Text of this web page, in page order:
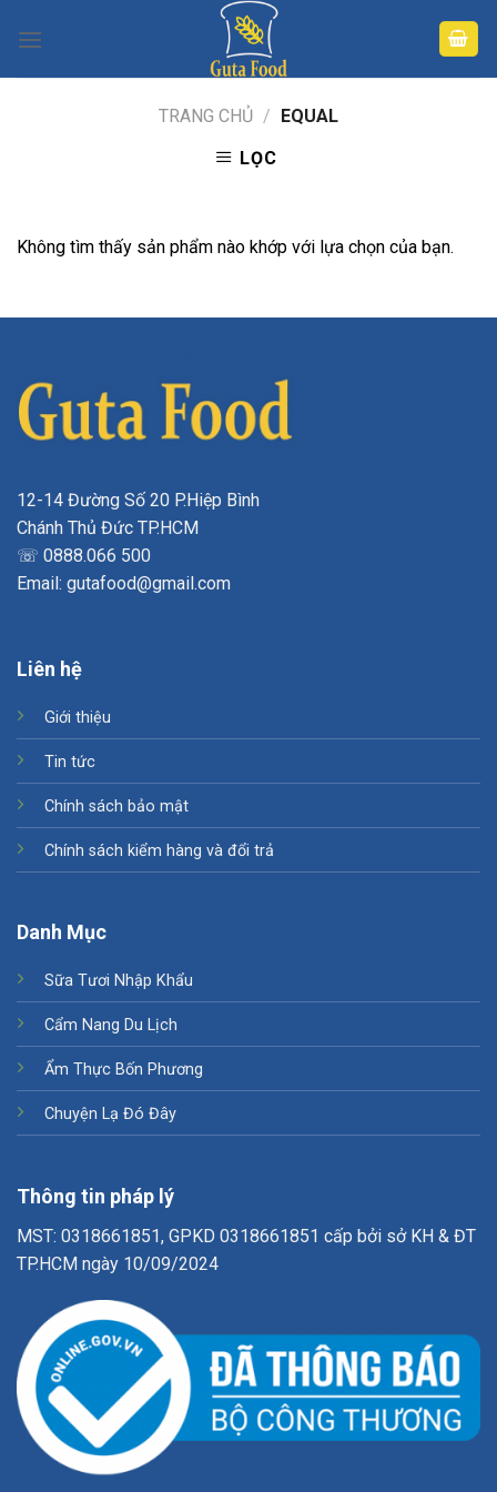
TRANG CHỦ / EQUAL
LỌC
Không tìm thấy sản phẩm nào khớp với lựa chọn của bạn.
12-14 Đường Số 20 P.Hiệp Bình
Chánh Thủ Đức TP.HCM
☏ 0888.066 500
Email: gutafood@gmail.com
Liên hệ
Giới thiệu
Tin tức
Chính sách bảo mật
Chính sách kiểm hàng và đổi trả
Danh Mục
Sữa Tươi Nhập Khẩu
Cẩm Nang Du Lịch
Ẩm Thực Bốn Phương
Chuyện Lạ Đó Đây
Thông tin pháp lý
MST: 0318661851, GPKD 0318661851 cấp bởi sở KH & ĐT
TP.HCM ngày 10/09/2024